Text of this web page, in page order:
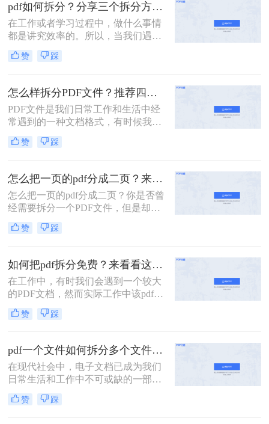
子书、一份合并的财务报表，或是一
次会议的所有记录。此时，如何从中
精准、快速地提取出我们需要的部
分，就成了一个亟待解决的问
题。“拆分PDF”这项技能，因此变得
pdf如何拆分？分享三个拆分方法！
在工作或者学习过程中，做什么事情
都是讲究效率的。所以，当我们遇到
内容又多篇幅又长的PDF文件时，根
本来不及花太多时间去仔细阅读，这
多个文件以便我们快速查阅。那么有
没有更加简便高效的方法可以让我们
实现这一操作呢？今天我就推荐三个
实用的方法来教你pdf如何拆分，让你
快速提高文件处理效率。
赞 踩
怎么样拆分PDF文件？推荐四个拆分PDF方法！
PDF文件是我们日常工作和生活中经
常遇到的一种文档格式，有时候我们
需要对PDF文件进行拆分，以便更好
地管理和处理。本文将为您详细介绍
理和使用。
赞 踩
怎么把一页的pdf分成二页？来看看这3个PDF拆分方法！
怎么把一页的pdf分成二页？你是否曾
经需要拆分一个PDF文件，但是却不
知道该如何下手？PDF是一种常用的
文件格式，但是在某些情况下，我们
绍几种简单的方法，帮助你轻松拆分
PDF文件。
赞 踩
如何把pdf拆分免费？来看看这2个PDF拆分方法！
在工作中，有时我们会遇到一个较大
的PDF文档，然而实际工作中该pdf文
档的内容是分模块处理的。这时我们
就可以使用PDF拆分功能，将整个
文档，方便工作中文档的传输处理和
重要内容的查找。下面我们就将介绍
如何把pdf拆分免费方法，希望能给读
者的工作带来方便。
赞 踩
pdf一个文件如何拆分多个文件？教你4招高效又简单！
在现代社会中，电子文档已成为我们
日常生活和工作中不可或缺的一部
分。而PDF文件是最常见和流行的电
子文档格式之一。但有时我们可能会
赞 踩